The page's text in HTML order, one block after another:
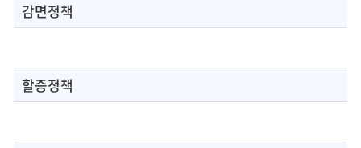
감면정책
할증정책